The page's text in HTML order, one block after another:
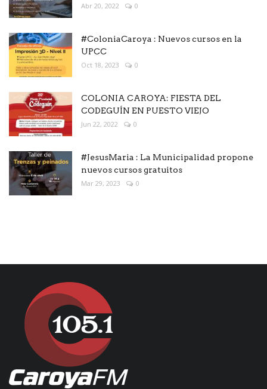
Abr 20, 2022 0
#ColoniaCaroya : Nuevos cursos en la
UPCC
Oct 18, 2023 0
COLONIA CAROYA: FIESTA DEL
CODEGUÍN EN PUESTO VIEJO
Jun 22, 2022 0
#JesusMaria : La Municipalidad propone
nuevos cursos gratuitos
Mar 29, 2023 0